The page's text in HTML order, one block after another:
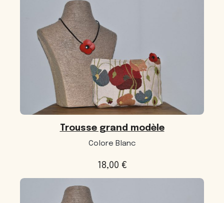
Trousse grand modèle
Colore Blanc
18,00 €